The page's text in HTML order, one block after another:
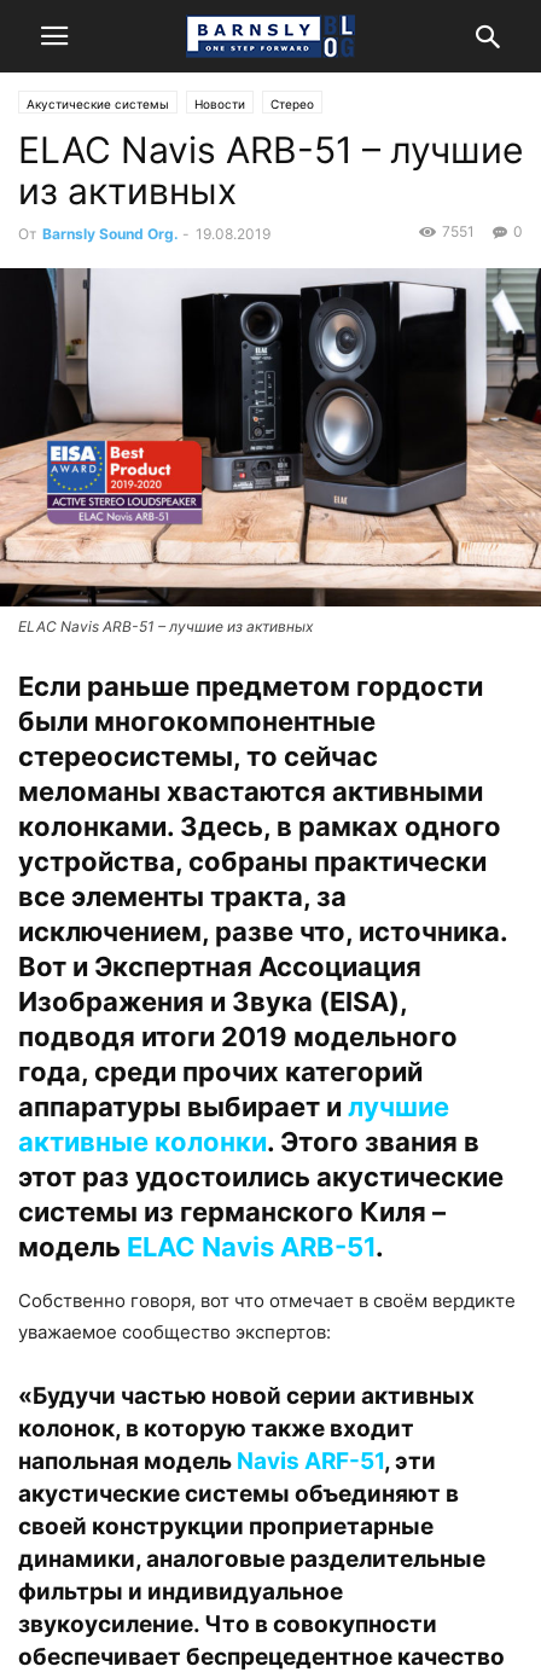
Акустические системы Новости Стерео
ELAC Navis ARB-51 – лучшие
из активных
От Barnsly Sound Org. - 19.08.2019 0
7551
ELAC Navis ARB-51 – лучшие из активных
Если раньше предметом гордости
были многокомпонентные
стереосистемы, то сейчас
меломаны хвастаются активными
колонками. Здесь, в рамках одного
устройства, собраны практически
все элементы тракта, за
исключением, разве что, источника.
Вот и Экспертная Ассоциация
Изображения и Звука (EISA),
подводя итоги 2019 модельного
года, среди прочих категорий
аппаратуры выбирает илучшие
активные колонки. Этого звания в
этот раз удостоились акустические
системы из германского Киля –
модель ELAC Navis ARB-51.
Собственно говоря, вот что отмечает в своём вердикте
уважаемое сообщество экспертов:
«Будучи частью новой серии активных
колонок, в которую также входит
напольная модель Navis ARF-51, эти
акустические системы объединяют в
своей конструкции проприетарные
динамики, аналоговые разделительные
фильтры и индивидуальное
звукоусиление. Что в совокупности
обеспечивает беспрецедентное качество